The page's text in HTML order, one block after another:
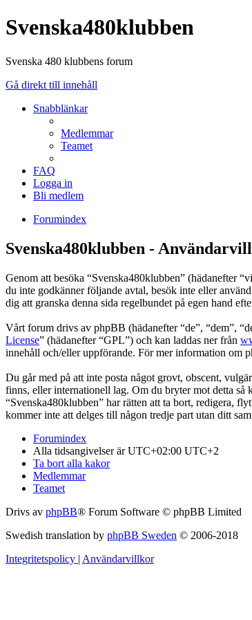
Svenska480klubben
Svenska 480 klubbens forum
Gå direkt till innehåll
Snabblänkar
Medlemmar
Teamet
FAQ
Logga in
Bli medlem
Forumindex
Svenska480klubben -
Genom att besöka “Svenska480klubben” (hädanefter
du inte godkänner följande avtal, besök inte eller
dig att granska denna sida regelbundet på egen hand
Vårt forum drivs av phpBB (hädanefter “de”, “dem”,
License” (hädanefter “GPL”) och kan laddas ner från
innehåll och/eller uppförande. För mer information om
Du går med på att inte posta något grovt, obscent,
finns, eller internationell lag. Om du bryter mot detta så
“Svenska480klubben” har rätten att ta bort, redigera,
kommer inte att delges till någon tredje part utan ditt
Forumindex
Alla tidsangivelser är UTC+02:00 UTC+2
Ta bort alla kakor
Medlemmar
Teamet
Drivs av phpBB® Forum Software © phpBB Limited
Swedish translation by phpBB Sweden © 2006-2018
Integritetspolicy | Användarvillkor